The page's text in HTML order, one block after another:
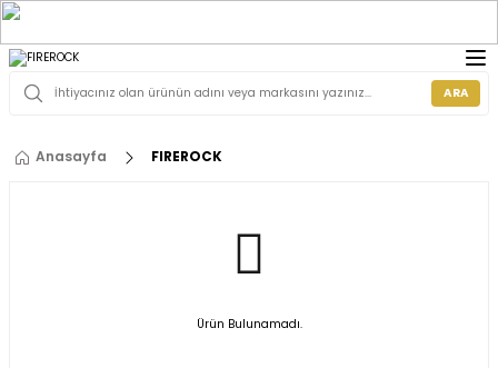
ARA
Anasayfa FIREROCK
Ürün Bulunamadı.